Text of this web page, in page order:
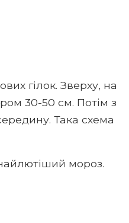
гілок. Зверху, на
30-50 см. Потім з
Така схема
найлютіший мороз.